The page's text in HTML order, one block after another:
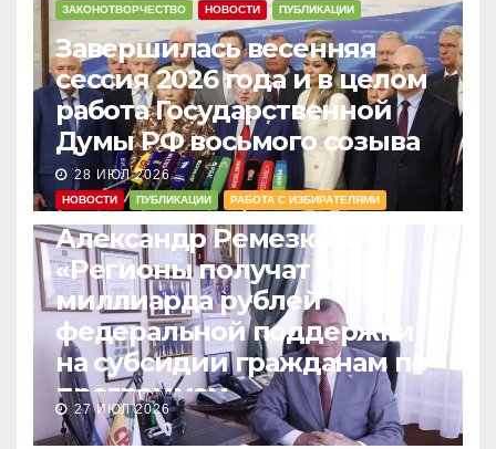
ЗАКОНОТВОРЧЕСТВО НОВОСТИ ПУБЛИКАЦИИ
Завершилась весенняя
сессия 2026 года и в целом
работа Государственной
Думы РФ восьмого созыва
28 ИЮЛ 2026
НОВОСТИ ПУБЛИКАЦИИ РАБОТА С ИЗБИРАТЕЛЯМИ
Александр Ремезков:
«Регионы получат 1,2
миллиарда рублей
федеральной поддержки
на субсидии гражданам по
программам
догазификации»
27 ИЮЛ 2026